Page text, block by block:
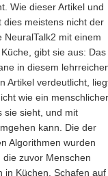
Wie dieser Artikel und
dies meistens nicht der
mit einem
gibt sie aus: Das
in diesem
Artikel verdeutlicht,
wie ein menschlicher
sie sieht, und mit
kann. Die der
Algorithmen wurden
zuvor Menschen
in Küchen, Schafen auf